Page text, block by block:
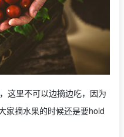
这里不可以边摘边吃，因为
家摘水果的时候还是要hold